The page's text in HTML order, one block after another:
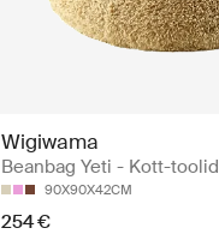
Wigiwama
Beanbag Yeti - Kott-toolid
90X90X42CM
254 €